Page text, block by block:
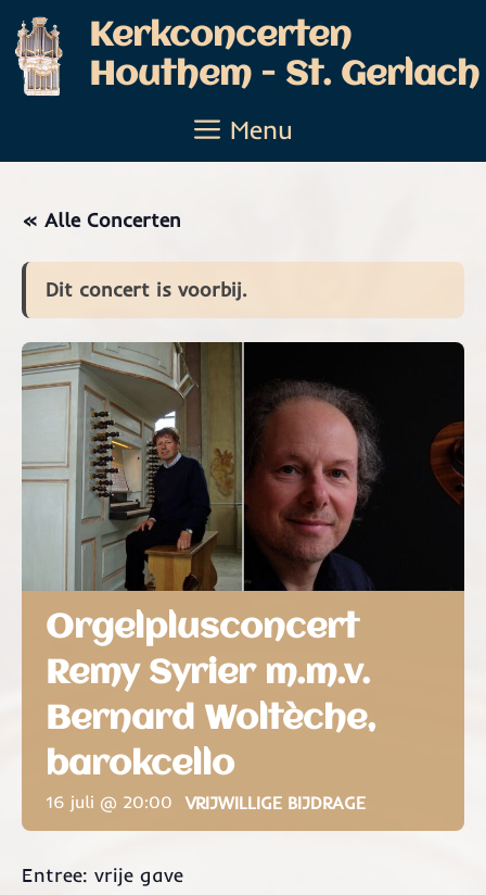
naar
de
inhoud
Kerkconcerten
Houthem - St. Gerlach
Menu
« Alle Concerten
Dit concert is voorbij.
Orgelplusconcert
Remy Syrier m.m.v.
Bernard Woltèche,
barokcello
16 juli @ 20:00 VRIJWILLIGE BIJDRAGE
Entree: vrije gave